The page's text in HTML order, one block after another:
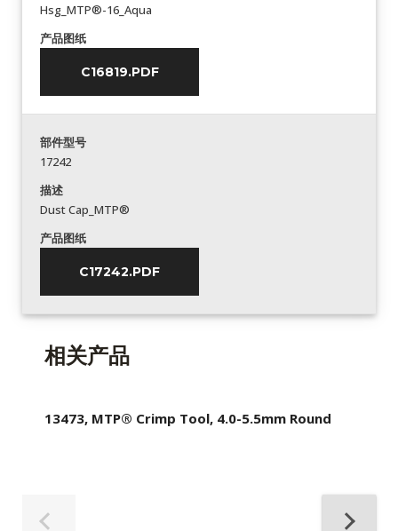
Hsg_MTP®-16_Aqua
产品图纸
C16819.PDF
部件型号
17242
描述
Dust Cap_MTP®
产品图纸
C17242.PDF
相关产品
13473, MTP® Crimp Tool, 4.0-5.5mm Round